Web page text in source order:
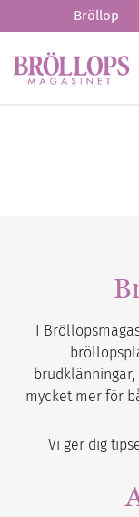
Bröllop
I
mycket mer för
Vi ger dig